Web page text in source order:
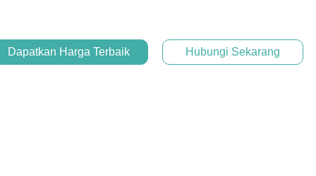
Dapatkan Harga Terbaik Hubungi Sekarang